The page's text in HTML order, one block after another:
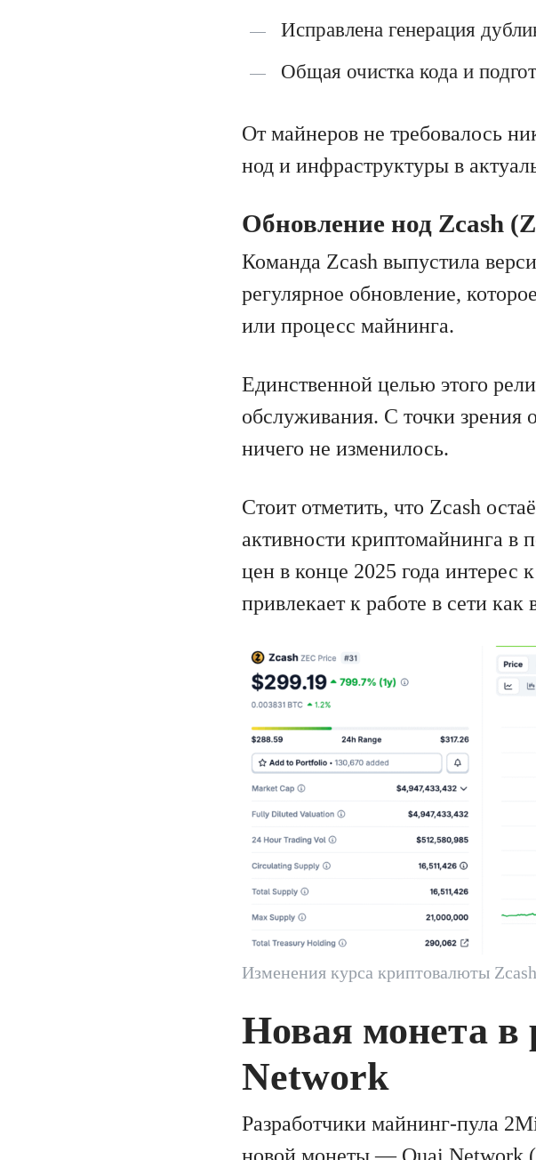
Исправлена генерация
Общая очистка кода и
От майнеров не требовалось
нод и инфраструктуры в
Обновление нод Zcash
Команда Zcash выпустила
регулярное обновление,
или процесс майнинга.
Единственной целью этого
обслуживания. С точки зрения
ничего не изменилось.
Стоит отметить, что Zcash
активности криптомайнинга в
цен в конце 2025 года интерес
привлекает к работе в сети
Изменения курса криптовалюты
Новая монета в
Network
Разработчики майнинг-пула